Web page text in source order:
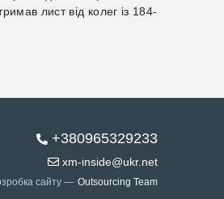
лист від колег із 184-
+380965329233
xm-inside@ukr.net
сайту — Outsourcing Team